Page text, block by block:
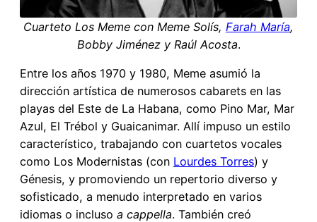
Cuarteto Los Meme con Meme Solís, Farah María,
Bobby Jiménez y Raúl Acosta.
Entre los años 1970 y 1980, Meme asumió la
dirección artística de numerosos cabarets en las
playas del Este de La Habana, como Pino Mar, Mar
Azul, El Trébol y Guaicanimar. Allí impuso un estilo
característico, trabajando con cuartetos vocales
como Los Modernistas (con Lourdes Torres) y
Génesis, y promoviendo un repertorio diverso y
sofisticado, a menudo interpretado en varios
idiomas o incluso a cappella. También creó